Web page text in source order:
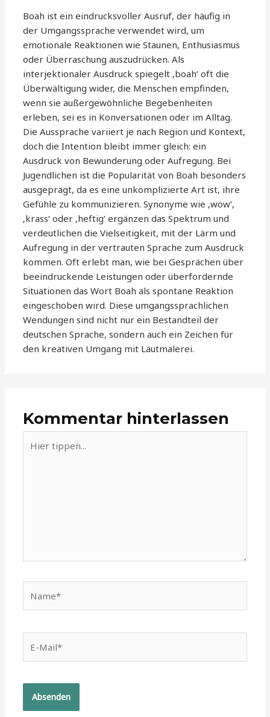
Boah ist ein eindrucksvoller Ausruf, der häufig in
der Umgangssprache verwendet wird, um
emotionale Reaktionen wie Staunen, Enthusiasmus
oder Überraschung auszudrücken. Als
interjektionaler Ausdruck spiegelt ‚boah‘ oft die
Überwältigung wider, die Menschen empfinden,
wenn sie außergewöhnliche Begebenheiten
erleben, sei es in Konversationen oder im Alltag.
Die Aussprache variiert je nach Region und Kontext,
doch die Intention bleibt immer gleich: ein
Ausdruck von Bewunderung oder Aufregung. Bei
Jugendlichen ist die Popularität von Boah besonders
ausgeprägt, da es eine unkomplizierte Art ist, ihre
Gefühle zu kommunizieren. Synonyme wie ‚wow‘,
‚krass‘ oder ‚heftig‘ ergänzen das Spektrum und
verdeutlichen die Vielseitigkeit, mit der Lärm und
Aufregung in der vertrauten Sprache zum Ausdruck
kommen. Oft erlebt man, wie bei Gesprächen über
beeindruckende Leistungen oder überfordernde
Situationen das Wort Boah als spontane Reaktion
eingeschoben wird. Diese umgangssprachlichen
Wendungen sind nicht nur ein Bestandteil der
deutschen Sprache, sondern auch ein Zeichen für
den kreativen Umgang mit Lautmalerei.
Kommentar hinterlassen
tippen...
Mail*